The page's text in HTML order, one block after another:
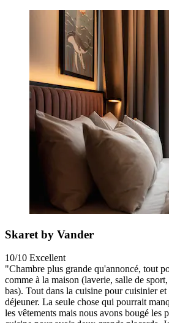
Skaret by Vander
10/10 Excellent
"Chambre plus grande qu'annoncé, tout
comme à la maison (laverie, salle de
bas). Tout dans la cuisine pour cuisinier
déjeuner. La seule chose qui pourrait
les vêtements mais nous avons bougé les